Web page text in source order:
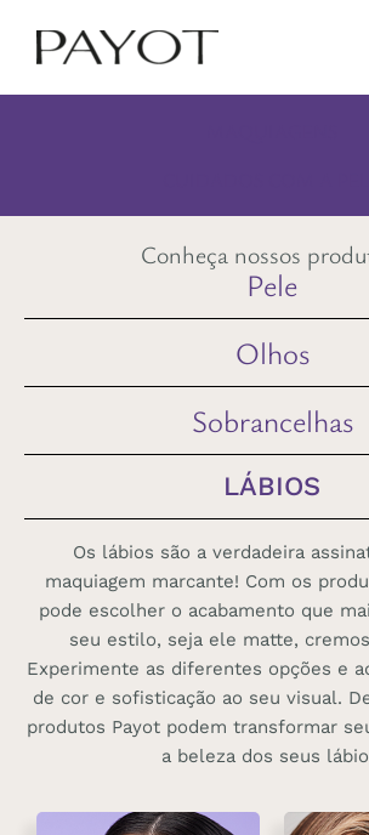
conteúdo
Conheça nossos
Pele
Olhos
Sobrancelhas
LÁBIOS
Os lábios são a verdadeira
maquiagem marcante! Com os
pode escolher o acabamento que
seu estilo, seja ele matte,
Experimente as diferentes opções e
de cor e sofisticação ao seu visual.
produtos Payot podem transformar
a beleza dos seus